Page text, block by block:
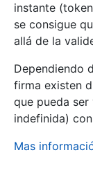
instante
se consigue
allá de la
Dependiendo
firma existen
que pueda
indefinida)
Mas